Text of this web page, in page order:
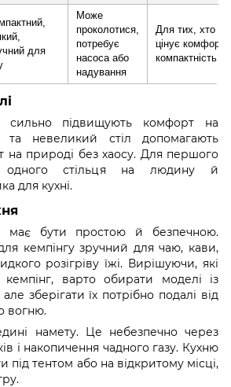
для
Може
проколотися,
потребує
насоса або
надування
Для тих, хто
цінує комфорт і
компактність
сильно підвищують комфорт на
та невеликий стіл допомагають
на природі без хаосу. Для першого
одного стільця на людину й
для кухні.
має бути простою й безпечною.
кемпінгу зручний для чаю, кави,
розігріву їжі. Вирішуючи, які
варто обирати моделі із
зберігати їх потрібно подалі від
вогню.
намету. Це небезпечно через
і накопичення чадного газу. Кухню
під тентом або на відкритому місці,